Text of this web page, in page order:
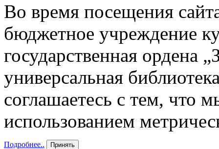
Во время посещения
бюджетное учреждение
государственная ордена
универсальная
соглашаетесь с тем, что
использованием
Подробнее.. Принять